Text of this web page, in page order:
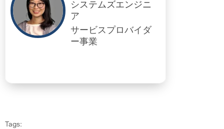
システムズエンジニ
ア
サービスプロバイダ
ー事業
Tags: